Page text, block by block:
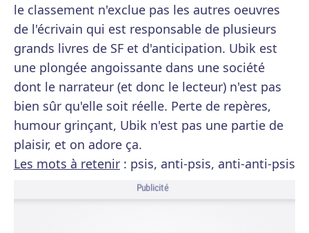
le classement n'exclue pas les autres oeuvres
de l'écrivain qui est responsable de plusieurs
grands livres de SF et d'anticipation. Ubik est
une plongée angoissante dans une société
dont le narrateur (et donc le lecteur) n'est pas
bien sûr qu'elle soit réelle. Perte de repères,
humour grinçant, Ubik n'est pas une partie de
plaisir, et on adore ça.
Les mots à retenir : psis, anti-psis, anti-anti-psis
Publicité